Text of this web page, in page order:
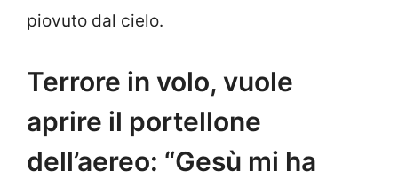
piovuto dal cielo.
Terrore in volo, vuole
aprire il portellone
dell’aereo: “Gesù mi ha